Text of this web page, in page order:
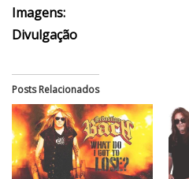
Imagens:
Divulgação
Posts Relacionados